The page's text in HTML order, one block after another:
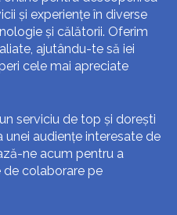
și experiențe în diverse
și călătorii. Oferim
ajutându-te să iei
cele mai apreciate
serviciu de top și dorești
audiențe interesate de
ne acum pentru a
colaborare pe